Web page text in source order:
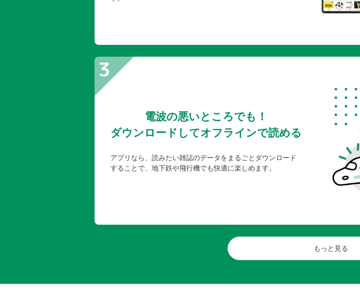
電波の悪いところでも！
ダウンロードしてオフラインで読める
アプリなら、読みたい雑誌のデータをまるごとダウンロード
することで、地下鉄や飛行機でも快適に楽しめます。
もっと見る